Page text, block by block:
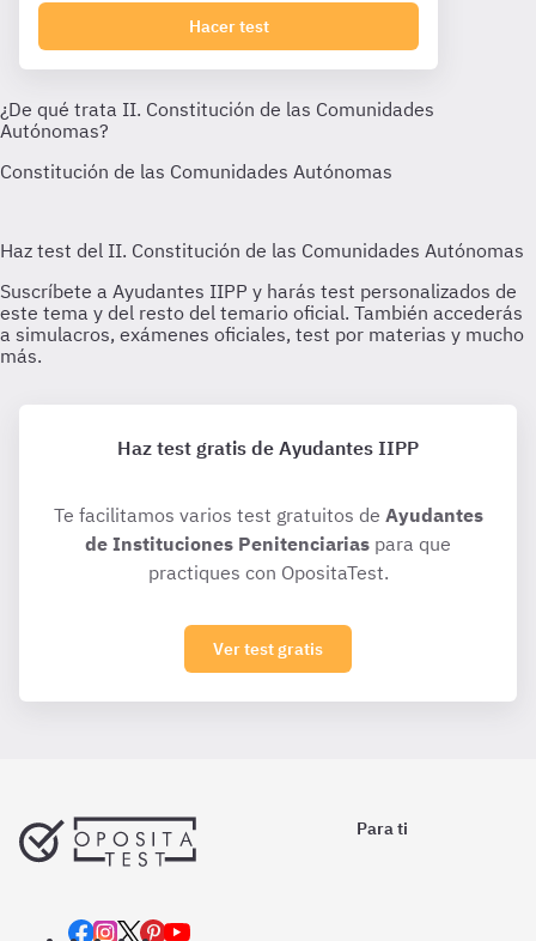
Hacer test
Haz test gratis de Ayudantes IIPP
Te facilitamos varios test gratuitos de Ayudantes
de Instituciones Penitenciarias para que
practiques con OpositaTest.
Ver test gratis
Para ti